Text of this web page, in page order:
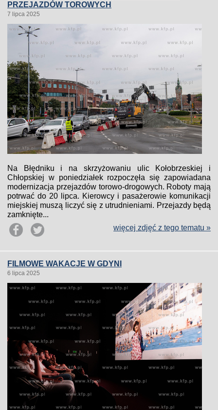
PRZEJAZDÓW TOROWYCH
7 lipca 2025
Na Błędniku i na skrzyżowaniu ulic Kołobrzeskiej i
Chłopskiej w poniedziałek rozpoczęła się zapowiadana
modernizacja przejazdów torowo-drogowych. Roboty mają
potrwać do 20 lipca. Kierowcy i pasażerowie komunikacji
miejskiej muszą liczyć się z utrudnieniami. Przejazdy będą
zamknięte...
więcej zdjęć z tego tematu »
FILMOWE WAKACJE W GDYNI
6 lipca 2025